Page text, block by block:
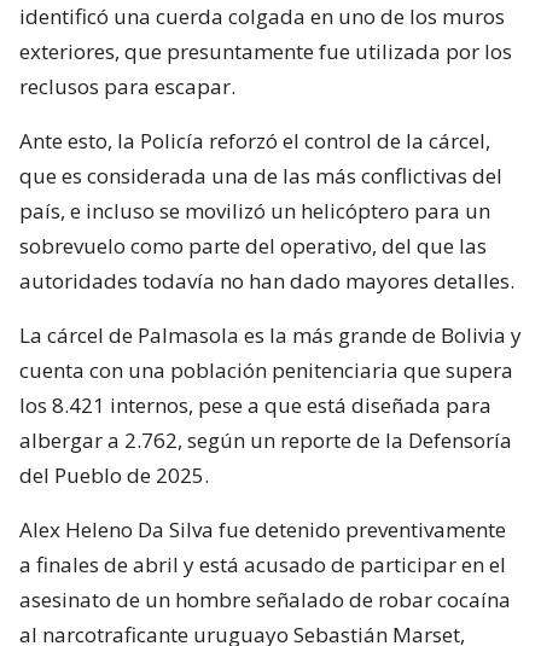
identificó una cuerda colgada en uno de los muros
exteriores, que presuntamente fue utilizada por los
reclusos para escapar.
Ante esto, la Policía reforzó el control de la cárcel,
que es considerada una de las más conflictivas del
país, e incluso se movilizó un helicóptero para un
sobrevuelo como parte del operativo, del que las
autoridades todavía no han dado mayores detalles.
La cárcel de Palmasola es la más grande de Bolivia y
cuenta con una población penitenciaria que supera
los 8.421 internos, pese a que está diseñada para
albergar a 2.762, según un reporte de la Defensoría
del Pueblo de 2025.
Alex Heleno Da Silva fue detenido preventivamente
a finales de abril y está acusado de participar en el
asesinato de un hombre señalado de robar cocaína
al narcotraficante uruguayo Sebastián Marset,